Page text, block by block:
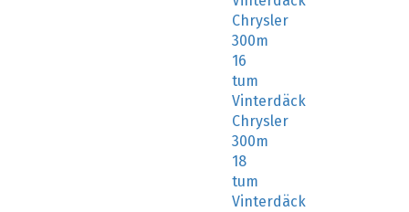
Chrysler
300m
16
tum
Vinterdäck
Chrysler
300m
18
tum
Vinterdäck